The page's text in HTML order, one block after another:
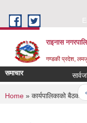
राइनास
गण्डकी प्रदेश,
समाचार
You are
Home » कार्यपालिकाको बैठक